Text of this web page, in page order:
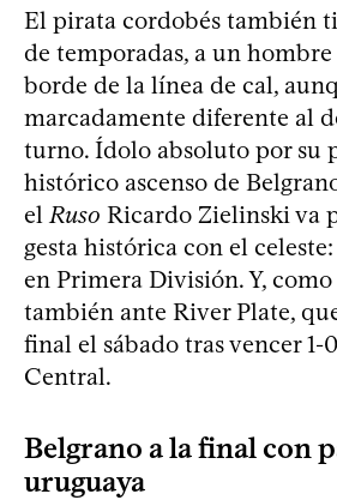
El pirata cordobés también
de temporadas, a un hombre
borde de la línea de cal,
marcadamente diferente al
turno. Ídolo absoluto por su
histórico ascenso de
el Ruso Ricardo Zielinski va
gesta histórica con el
en Primera División. Y,
también ante River Plate,
final el sábado tras vencer 1-
Central.
Belgrano a la final con
uruguaya